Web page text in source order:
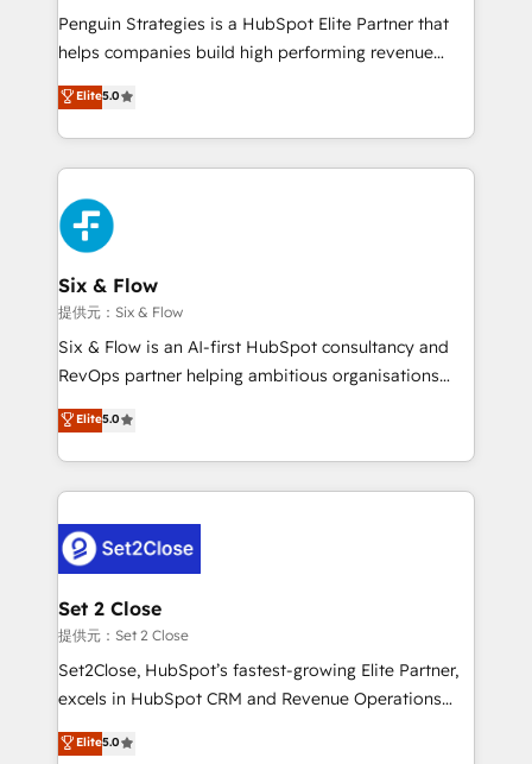
reconocimiento del ecosistema. Elite Solutions
Partner, el nivel más alto. +700 clientes
Hospital ABC, Hogares Unión, Yves Rocher,
MacStore, Café Britt, Bella Piel, confiaron en
respuestas para empezar. Te ayudamos a identificar
el primer caso de uso que más impacto te dará.
días.
Penguin Strategies is a HubSpot Elite Partner that
helps companies build high performing revenue
operations across complex sales cycles, multi
system environments and global SaaS or
manufacturing teams. Trusted by leading enterprises
and fast growing scale ups including Sony, Rapyd,
Fiverr, XM Cyber, Bridgepointe Technologies, EMA
Design Automation and Uptive. 📊 RevOps & data
architecture 🔗 CRM migrations & End to end
integrations 🤖 AI workflows & enrichment 📘 Team
enablement & company-wide adoption We create
HubSpot environments that teams use with
confidence and that leadership can rely on for
Elite5.0
Six & Flow
提供元：Six & Flow
Six & Flow is an AI-first HubSpot consultancy and
RevOps partner helping ambitious organisations
grow with clarity, confidence, and intelligence.
Operating across the UK, Netherlands, Ireland, and
Canada, we’ve delivered thousands of successful
HubSpot projects for mid-market and enterprise
combine HubSpot, data, and AI to design connected
go-to-market systems that align people, process,
and technology for predictable, scalable revenue
growth. Our expertise spans RevOps, CRM and data
architecture, AI enablement, and strategic marketing,
delivered through our proprietary FLAIR framework
Partner and ISO 27001:2022 certified consultancy,
Elite5.0
Set 2 Close
提供元：Set 2 Close
Set2Close, HubSpot’s fastest-growing Elite Partner,
excels in HubSpot CRM and Revenue Operations
(RevOps) services to boost B2B sales and growth.
As a top HubSpot Elite Partner, we specialize in
Elite5.0